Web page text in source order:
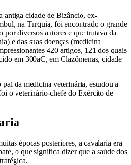
antiga cidade de Bizâncio, ex-
na Turquia, foi encontrado o grande
por diversos autores e que tratava da
e das suas doenças (medicina
420 artigos, 121 dos quais
em 300aC, em Clazômenas, cidade
da medicina veterinária, estudou a
o veterinário-chefe do Exército de
épocas posteriores, a cavalaria era
o que significa dizer que a saúde dos